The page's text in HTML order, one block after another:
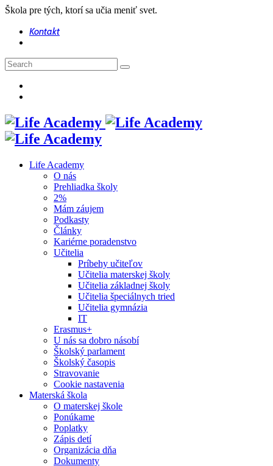
Škola pre tých, ktorí sa učia meniť svet.
Kontakt
Life Academy
O nás
Prehliadka školy
2%
Mám záujem
Podkasty
Články
Kariérne poradenstvo
Učitelia
Príbehy učiteľov
Učitelia materskej školy
Učitelia základnej školy
Učitelia špeciálnych tried
Učitelia gymnázia
IT
Erasmus+
U nás sa dobro násobí
Školský parlament
Školský časopis
Stravovanie
Cookie nastavenia
Materská škola
O materskej škole
Ponúkame
Poplatky
Zápis detí
Organizácia dňa
Dokumenty